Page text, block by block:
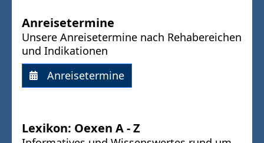
Anreisetermine
Unsere Anreisetermine nach Rehabereichen
und Indikationen
Anreisetermine
Lexikon: Oexen A - Z